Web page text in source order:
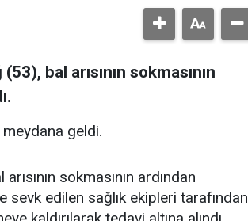
bal arısının sokmasının
meydana geldi.
sokmasının ardından
edilen sağlık ekipleri tarafından